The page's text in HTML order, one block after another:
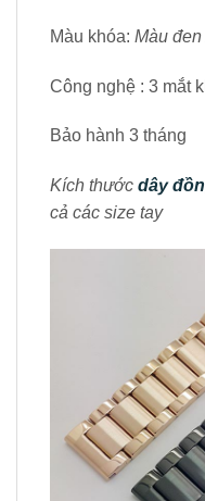
Màu khóa: Màu
Công nghệ : 3 mắt
Bảo hành 3 tháng
Kích thước dây
cả các size tay